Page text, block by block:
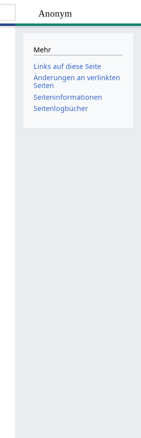
Anonym
Mehr
Links auf diese Seite
Änderungen an verlinkten
Seiten
Seiten­­informationen
Seitenlogbücher